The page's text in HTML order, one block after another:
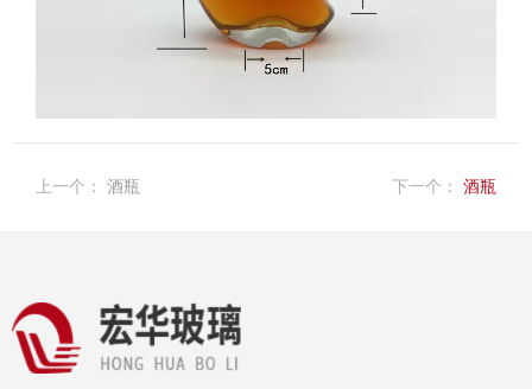
上一个： 酒瓶 下一个： 酒瓶